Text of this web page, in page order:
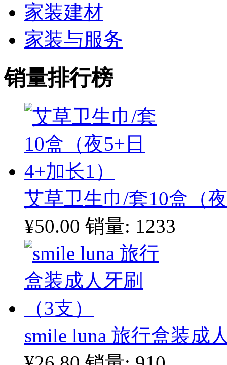
家装建材
家装与服务
销量排行榜
艾草卫生巾/套10盒（
¥50.00 销量: 1233
smile luna 旅行盒装成